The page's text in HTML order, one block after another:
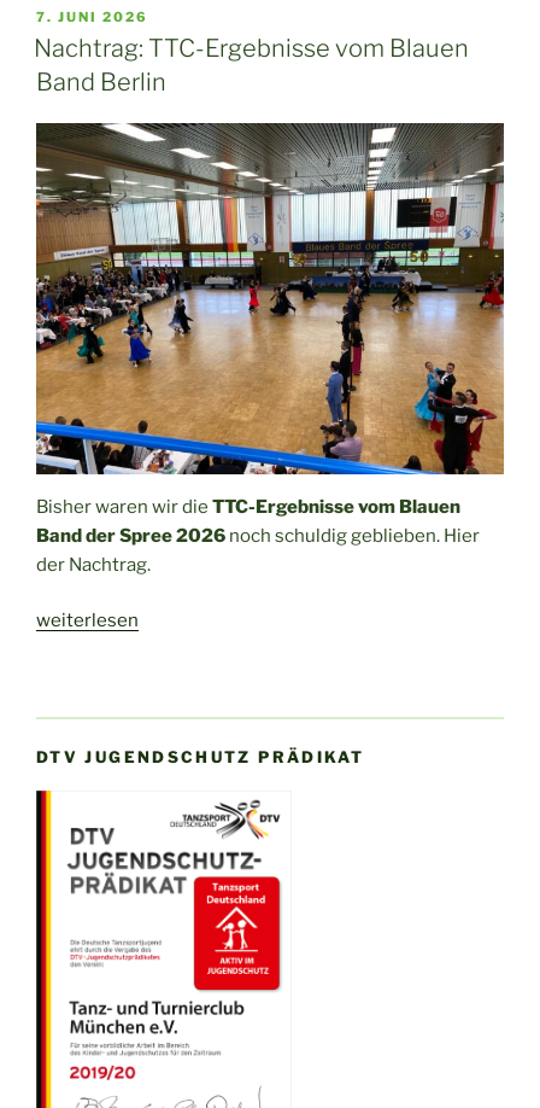
VERÖFFENTLICHT
AM
7. JUNI 2026
Nachtrag: TTC-Ergebnisse vom Blauen
Band Berlin
Bisher waren wir die TTC-Ergebnisse vom Blauen
Band der Spree 2026 noch schuldig geblieben. Hier
der Nachtrag.
„Nachtrag:
Band
Berlin“
weiterlesen
DTV JUGENDSCHUTZ PRÄDIKAT